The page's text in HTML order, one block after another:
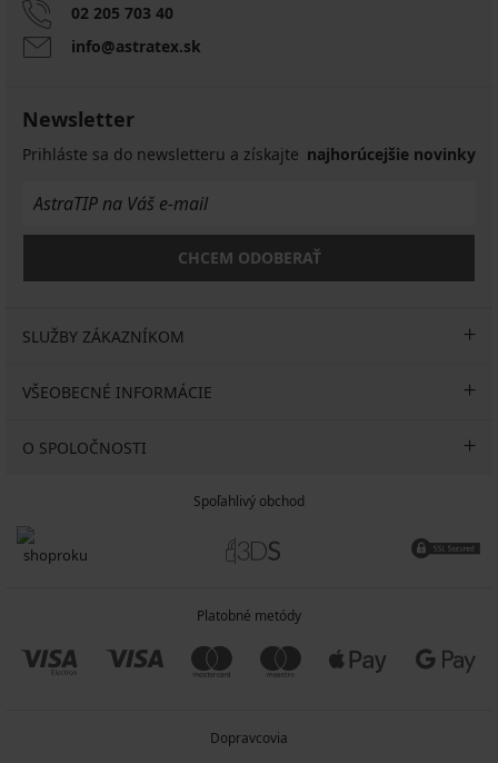
02 205 703 40
info@astratex.sk
Newsletter
Prihláste sa do newsletteru a získajte najhorúcejšie novinky
CHCEM ODOBERAŤ
SLUŽBY ZÁKAZNÍKOM
VŠEOBECNÉ INFORMÁCIE
O SPOLOČNOSTI
Spoľahlivý obchod
Platobné metódy
Dopravcovia